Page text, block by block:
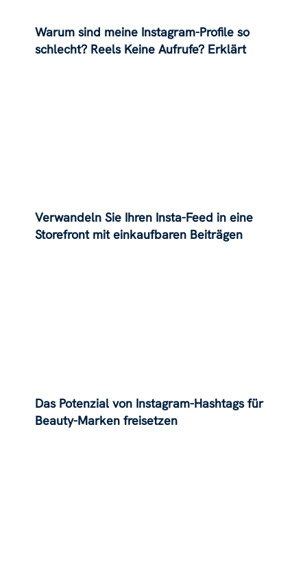
Warum sind meine Instagram-Profile so
schlecht? Reels Keine Aufrufe? Erklärt
Verwandeln Sie Ihren Insta-Feed in eine
Storefront mit einkaufbaren Beiträgen
Das Potenzial von Instagram-Hashtags für
Beauty-Marken freisetzen